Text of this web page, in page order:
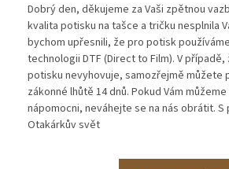
Dobrý den, děkujeme za Vaši zpětnou
kvalita potisku na tašce a tričku nesplnila
bychom upřesnili, že pro potisk
technologii DTF (Direct to Film). V
potisku nevyhovuje, samozřejmě můžete
zákonné lhůtě 14 dnů. Pokud Vám
nápomocni, neváhejte se na nás obrátit. S
Otakárkův svět